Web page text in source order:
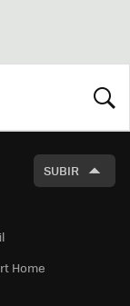
SUBIR
Home